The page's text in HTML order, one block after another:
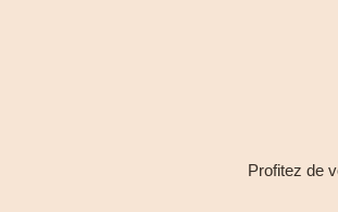
Profitez de